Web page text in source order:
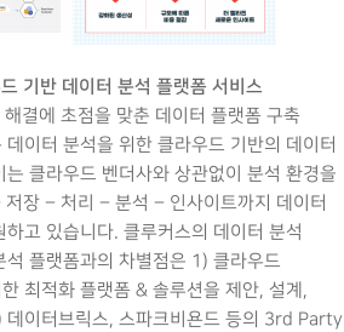
드 기반 데이터 분석 플랫폼 서비스
결에 초점을 맞춘 데이터 플랫폼 구축
이터 분석을 위한 클라우드 기반의 데이터
클라우드 벤더사와 상관없이 분석 환경을
장 – 처리 – 분석 – 인사이트까지 데이터
고 있습니다. 클루커스의 데이터 분석
플랫폼과의 차별점은 1) 클라우드
최적화 플랫폼 & 솔루션을 제안, 설계,
데이터브릭스, 스파크비욘드 등의 3rd Party